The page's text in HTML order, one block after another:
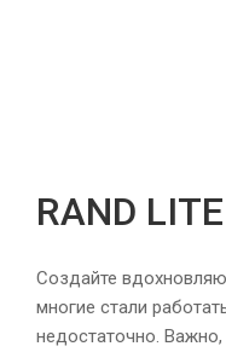
RAND LITE
Создайте
многие стали
недостаточно.